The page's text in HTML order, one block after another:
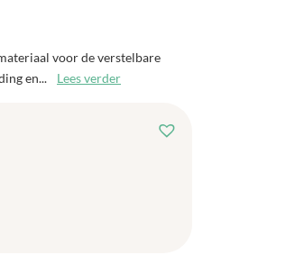
voor de verstelbare
en...
Lees verder